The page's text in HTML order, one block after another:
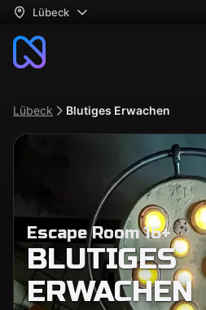
Lübeck
Lübeck Blutiges Erwachen
Escape Room 16+
BLUTIGES
ERWACHEN